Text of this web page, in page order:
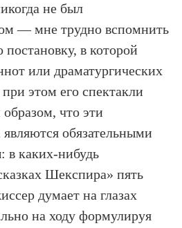
не был
— мне трудно вспомнить
постановку, в которой
или драматургических
этом его спектакли
что эти
обязательными
в каких-нибудь
Шекспира» пять
думает на глазах
на ходу формулируя